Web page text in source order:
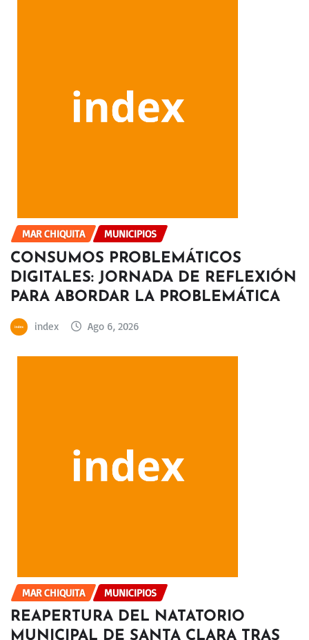
MAR CHIQUITA MUNICIPIOS
CONSUMOS PROBLEMÁTICOS
DIGITALES: JORNADA DE REFLEXIÓN
PARA ABORDAR LA PROBLEMÁTICA
index Ago 6, 2026
MAR CHIQUITA MUNICIPIOS
REAPERTURA DEL NATATORIO
MUNICIPAL DE SANTA CLARA TRAS